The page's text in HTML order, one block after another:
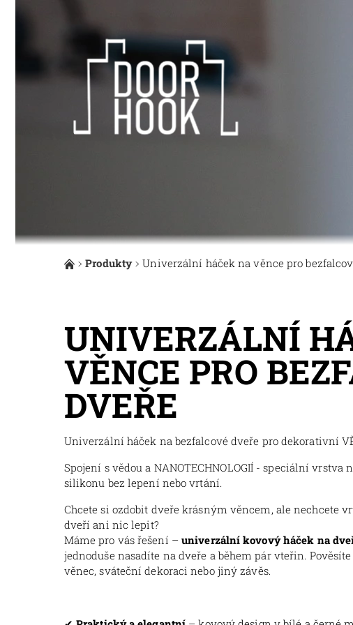
Produkty Univerzální háček na věnce pro
UNIVERZÁLNÍ
VĚNCE PRO
DVEŘE
Univerzální háček na bezfalcové dveře pro dekorativní
Spojení s vědou a NANOTECHNOLOGIÍ - speciální vrstva
silikonu bez lepení nebo vrtání.
Chcete si ozdobit dveře krásným věncem, ale nechcete
dveří ani nic lepit?
Máme pro vás řešení – univerzální kovový háček na
jednoduše nasadíte na dveře a během pár vteřin.
věnec, sváteční dekoraci nebo jiný závěs.